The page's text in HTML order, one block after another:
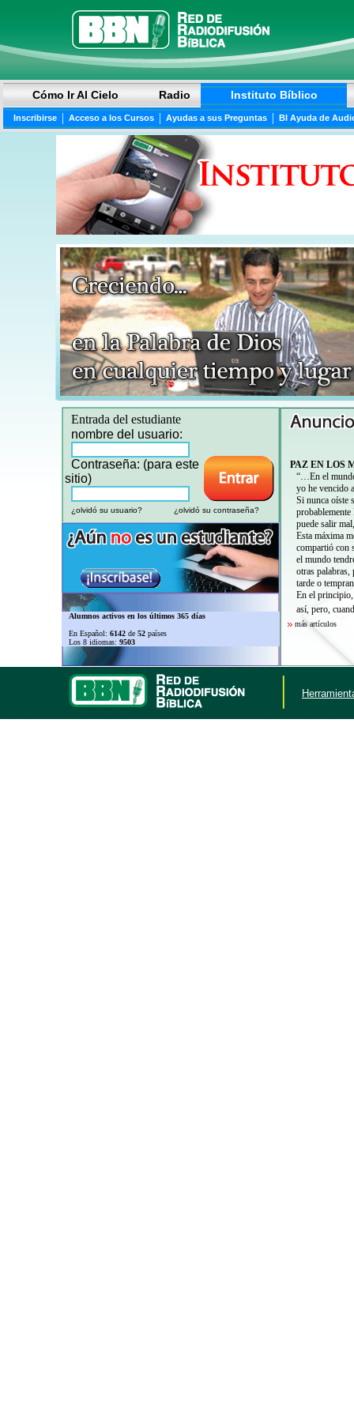
Cómo Ir Al Cielo Radio Instituto Bíblico
Inscribirse | Acceso a los Cursos | Ayudas a sus Preguntas | BI Ayuda de
Entrada del estudiante
nombre del usuario:
Contraseña: (para este
sitio)
¿olvidó su usuario? ¿olvidó su contraseña?
Alumnos activos en los últimos 365 días
En Español: 6142de 52países
Los 8 idiomas: 9503
PAZ EN LOS
“…En el
yo he vencido
Si nunca oíste
puede salir
Esta máxima
compartió con
el mundo
otras
tarde o
En el
así, pero, cuand
más artículos